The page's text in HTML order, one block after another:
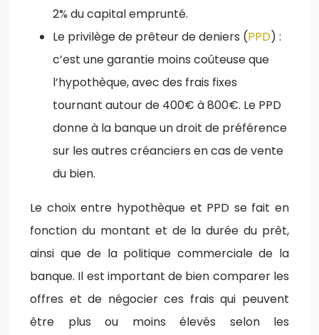
2% du capital emprunté.
Le privilège de prêteur de deniers (PPD) :
c’est une garantie moins coûteuse que
l’hypothèque, avec des frais fixes
tournant autour de 400€ à 800€. Le PPD
donne à la banque un droit de préférence
sur les autres créanciers en cas de vente
du bien.
Le choix entre hypothèque et PPD se fait en
fonction du montant et de la durée du prêt,
ainsi que de la politique commerciale de la
banque. Il est important de bien comparer les
offres et de négocier ces frais qui peuvent
être plus ou moins élevés selon les